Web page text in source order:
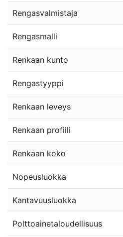
Rengasvalmistaja
Rengasmalli
Renkaan kunto
Rengastyyppi
Renkaan leveys
Renkaan profiili
Renkaan koko
Nopeusluokka
Kantavuusluokka
Polttoainetaloudellisuus